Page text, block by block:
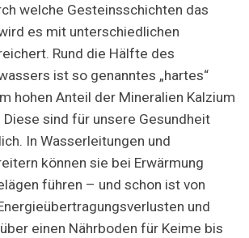
welche Gesteinsschichten das
es mit unterschiedlichen
Rund die Hälfte des
ist so genanntes „hartes“
hohen Anteil der Mineralien Kalzium
Diese sind für unsere Gesundheit
In Wasserleitungen und
können sie bei Erwärmung
führen – und schon ist von
und
einen Nährboden für Keime bis